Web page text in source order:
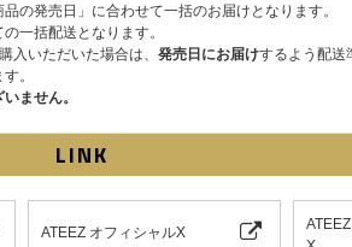
の発売日」に合わせて一括のお届けとなります。
一括配送となります。
入いただいた場合は、 発売日にお届けするよう配送
。
ません。
LINK
ATEEZ オフィシャルX